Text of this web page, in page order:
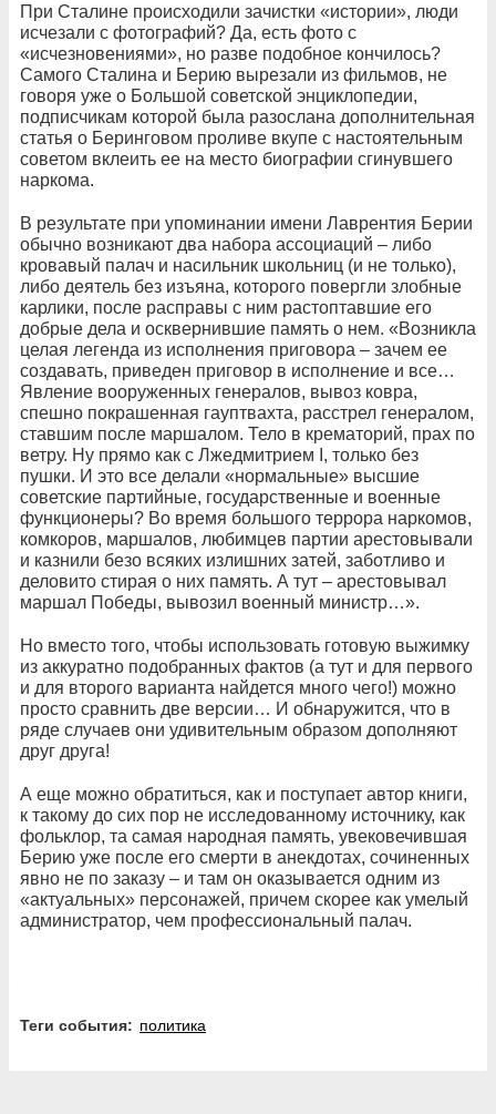
При Сталине происходили зачистки «истории», люди
исчезали с фотографий? Да, есть фото с
«исчезновениями», но разве подобное кончилось?
Самого Сталина и Берию вырезали из фильмов, не
говоря уже о Большой советской энциклопедии,
подписчикам которой была разослана дополнительная
статья о Беринговом проливе вкупе с настоятельным
советом вклеить ее на место биографии сгинувшего
наркома.
В результате при упоминании имени Лаврентия Берии
обычно возникают два набора ассоциаций – либо
кровавый палач и насильник школьниц (и не только),
либо деятель без изъяна, которого повергли злобные
карлики, после расправы с ним растоптавшие его
добрые дела и осквернившие память о нем. «Возникла
целая легенда из исполнения приговора – зачем ее
создавать, приведен приговор в исполнение и все…
Явление вооруженных генералов, вывоз ковра,
спешно покрашенная гауптвахта, расстрел генералом,
ставшим после маршалом. Тело в крематорий, прах по
ветру. Ну прямо как с Лжедмитрием I, только без
пушки. И это все делали «нормальные» высшие
советские партийные, государственные и военные
функционеры? Во время большого террора наркомов,
комкоров, маршалов, любимцев партии арестовывали
и казнили безо всяких излишних затей, заботливо и
деловито стирая о них память. А тут – арестовывал
маршал Победы, вывозил военный министр…».
Но вместо того, чтобы использовать готовую выжимку
из аккуратно подобранных фактов (а тут и для первого
и для второго варианта найдется много чего!) можно
просто сравнить две версии… И обнаружится, что в
ряде случаев они удивительным образом дополняют
друг друга!
А еще можно обратиться, как и поступает автор книги,
к такому до сих пор не исследованному источнику, как
фольклор, та самая народная память, увековечившая
Берию уже после его смерти в анекдотах, сочиненных
явно не по заказу – и там он оказывается одним из
«актуальных» персонажей, причем скорее как умелый
администратор, чем профессиональный палач.
Теги события: политика